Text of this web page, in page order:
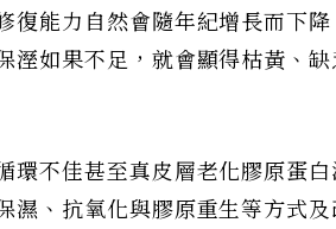
復能力自然會隨年紀增長而下
溼如果不足，就會顯得枯黃、
環不佳甚至真皮層老化膠原蛋
濕、抗氧化與膠原重生等方式